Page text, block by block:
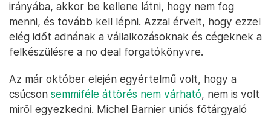
irányába, akkor be kellene látni, hogy nem fog
menni, és tovább kell lépni. Azzal érvelt, hogy ezzel
elég időt adnának a vállalkozásoknak és cégeknek a
felkészülésre a no deal forgatókönyvre.
Az már október elején egyértelmű volt, hogy a
csúcson semmiféle áttörés nem várható, nem is volt
miről egyezkedni. Michel Barnier uniós főtárgyaló